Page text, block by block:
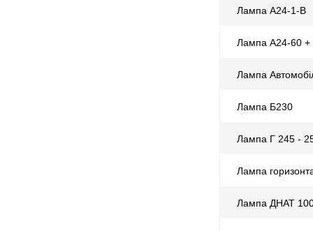
Лампа А24-1-В
Лампа А24-60 +
Лампа
Лампа Б230
Лампа Г 245 -
Лампа
Лампа ДНАТ